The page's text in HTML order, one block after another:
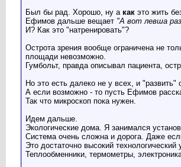
Был бы рад. Хорошо, ну а как это жить
Ефимов дальше вещает "А вот левша
И? Как это "натренировать"?
Острота зрения вообще ограничена не
площади невозможно.
Гумбольт, правда описывал пациента,
Но это есть далеко не у всех, и
А если возможно - то пусть Ефимов
Так что микроскоп пока нужен.
Идем дальше.
Экологические дома. Я занимался
Система очень сложна и дорога. Даже
Это достаточно высокий
Теплообменники, термометры,